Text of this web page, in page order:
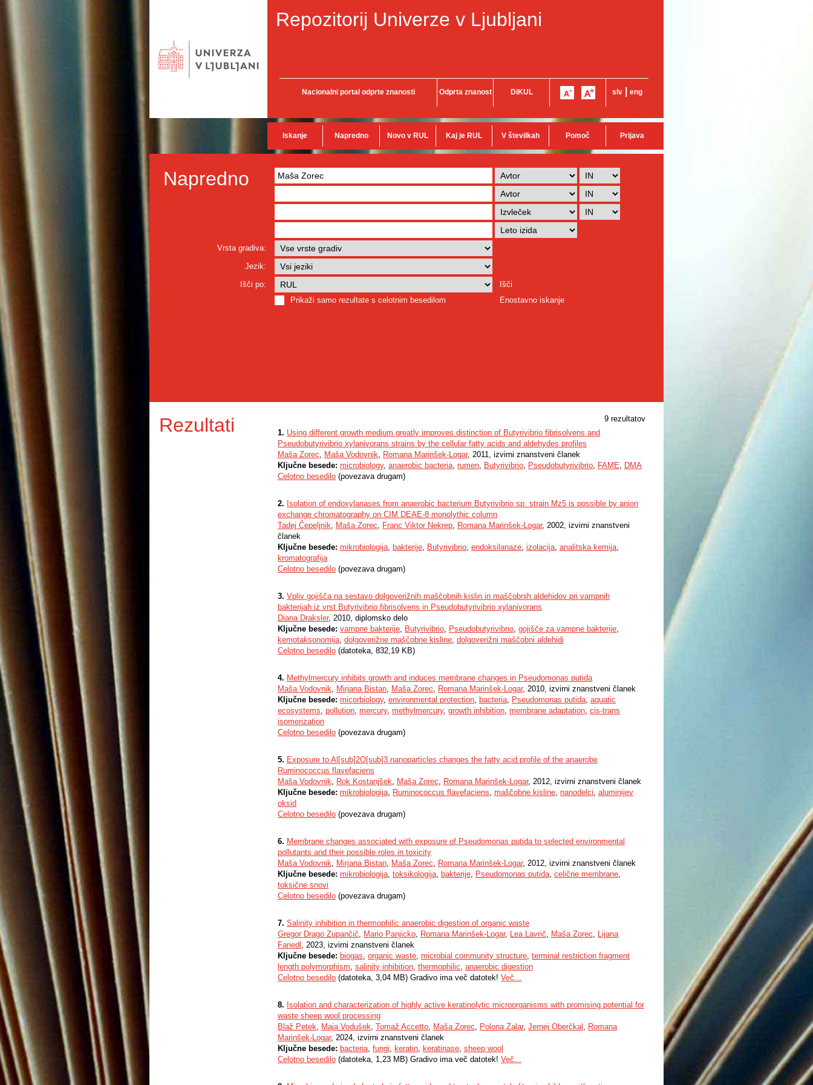
Repozitorij Univerze v Ljubljani
Nacionalni portal odprte znanosti Odprta znanost DiKUL slv eng
Iskanje Napredno Novo v RUL Kaj je RUL V številkah Pomoč Prijava
Napredno
Vrsta gradiva:
Jezik:
Išči po:
Išči
Prikaži samo rezultate s celotnim besedilom
Enostavno iskanje
Rezultati
9 rezultatov
1. Using different growth medium greatly improves distinction of Butyrivibrio fibrisolvens and
Pseudobutyrivibrio xylanivorans strains by the cellular fatty acids and aldehydes profiles
Maša Zorec, Maša Vodovnik, Romana Marinšek-Logar, 2011, izvirni znanstveni članek
Ključne besede: microbiology, anaerobic bacteria, rumen, Butyrivibrio, Pseudobutyrivibrio, FAME, DMA
Celotno besedilo (povezava drugam)
2. Isolation of endoxylanases from anaerobic bacterium Butyrivibrio sp. strain Mz5 is possible by anion
exchange chromatography on CIM DEAE-8 monolythic column
Tadej Čepeljnik, Maša Zorec, Franc Viktor Nekrep, Romana Marinšek-Logar, 2002, izvirni znanstveni
članek
Ključne besede: mikrobiologija, bakterije, Butyrivibrio, endoksilanaze, izolacija, analitska kemija,
kromatografija
Celotno besedilo (povezava drugam)
3. Vpliv gojišča na sestavo dolgoverižnih maščobnih kislin in maščobnih aldehidov pri vampnih
bakterijah iz vrst Butyrivibrio fibrisolvens in Pseudobutyrivibrio xylanivorans
Diana Draksler, 2010, diplomsko delo
Ključne besede: vampne bakterije, Butyrivibrio, Pseudobutyrivibrio, gojišče za vampne bakterije,
kemotaksonomija, dolgoverižne maščobne kisline, dolgoverižni maščobni aldehidi
Celotno besedilo (datoteka, 832,19 KB)
4. Methylmercury inhibits growth and induces membrane changes in Pseudomonas putida
Maša Vodovnik, Mirjana Bistan, Maša Zorec, Romana Marinšek-Logar, 2010, izvirni znanstveni članek
Ključne besede: micorbiology, environmental protection, bacteria, Pseudomonas putida, aquatic
ecosystems, pollution, mercury, methylmercury, growth inhibition, membrane adaptation, cis-trans
isomerization
Celotno besedilo (povezava drugam)
5. Exposure to Al[sub]2O[sub]3 nanoparticles changes the fatty acid profile of the anaerobe
Ruminococcus flavefaciens
Maša Vodovnik, Rok Kostanjšek, Maša Zorec, Romana Marinšek-Logar, 2012, izvirni znanstveni članek
Ključne besede: mikrobiologija, Ruminococcus flavefaciens, maščobne kisline, nanodelci, aluminijev
oksid
Celotno besedilo (povezava drugam)
6. Membrane changes associated with exposure of Pseudomonas putida to selected environmental
pollutants and their possible roles in toxicity
Maša Vodovnik, Mirjana Bistan, Maša Zorec, Romana Marinšek-Logar, 2012, izvirni znanstveni članek
Ključne besede: mikrobiologija, toksikologija, bakterije, Pseudomonas putida, celične membrane,
toksične snovi
Celotno besedilo (povezava drugam)
7. Salinity inhibition in thermophilic anaerobic digestion of organic waste
Gregor Drago Zupančič, Mario Panjicko, Romana Marinšek-Logar, Lea Lavrič, Maša Zorec, Lijana
Fanedl , 2023, izvirni znanstveni članek
Ključne besede: biogas, organic waste, microbial community structure, terminal restriction fragment
length polymorphism, salinity inhibition, thermophilic, anaerobic digestion
Celotno besedilo (datoteka, 3,04 MB) Gradivo ima več datotek! Več...
8. Isolation and characterization of highly active keratinolytic microorganisms with promising potential for
waste sheep wool processing
Blaž Petek, Maja Vodušek, Tomaž Accetto, Maša Zorec, Polona Zalar, Jernej Oberčkal , Romana
Marinšek-Logar, 2024, izvirni znanstveni članek
Ključne besede: bacteria, fungi, keratin, keratinase, sheep wool
Celotno besedilo (datoteka, 1,23 MB) Gradivo ima več datotek! Več...